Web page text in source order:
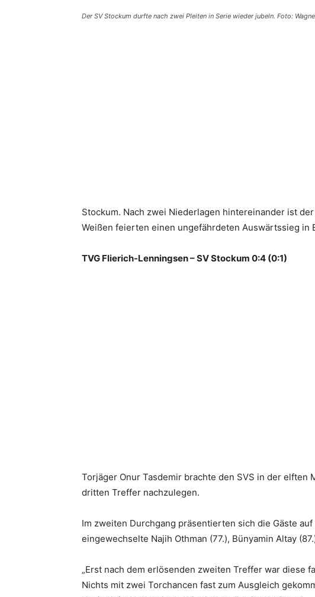
Der SV Stockum durfte nach zwei Pleiten in Serie wieder jubeln. Foto:
Stockum. Nach zwei Niederlagen hintereinander ist
Weißen feierten einen ungefährdeten Auswärtssieg in
TVG Flierich-Lenningsen – SV Stockum 0:4 (0:1)
Torjäger Onur Tasdemir brachte den SVS in der
dritten Treffer nachzulegen.
Im zweiten Durchgang präsentierten sich die Gäste
eingewechselte Najih Othman (77.), Bünyamin Altay
„Erst nach dem erlösenden zweiten Treffer war diese
Nichts mit zwei Torchancen fast zum Ausgleich